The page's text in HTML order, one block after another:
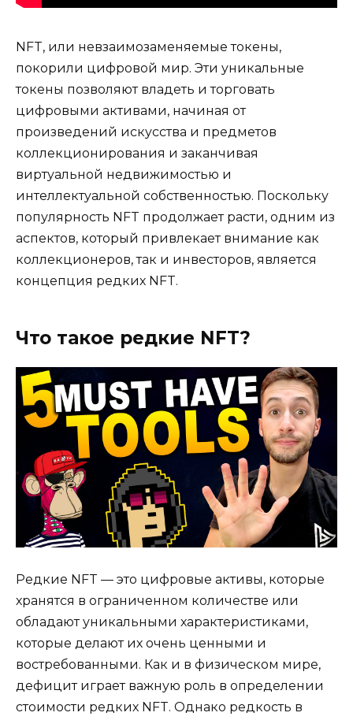
NFT, или невзаимозаменяемые токены,
покорили цифровой мир. Эти уникальные
токены позволяют владеть и торговать
цифровыми активами, начиная от
произведений искусства и предметов
коллекционирования и заканчивая
виртуальной недвижимостью и
интеллектуальной собственностью. Поскольку
популярность NFT продолжает расти, одним из
аспектов, который привлекает внимание как
коллекционеров, так и инвесторов, является
концепция редких NFT.
Что такое редкие NFT?
Редкие NFT — это цифровые активы, которые
хранятся в ограниченном количестве или
обладают уникальными характеристиками,
которые делают их очень ценными и
востребованными. Как и в физическом мире,
дефицит играет важную роль в определении
стоимости редких NFT. Однако редкость в